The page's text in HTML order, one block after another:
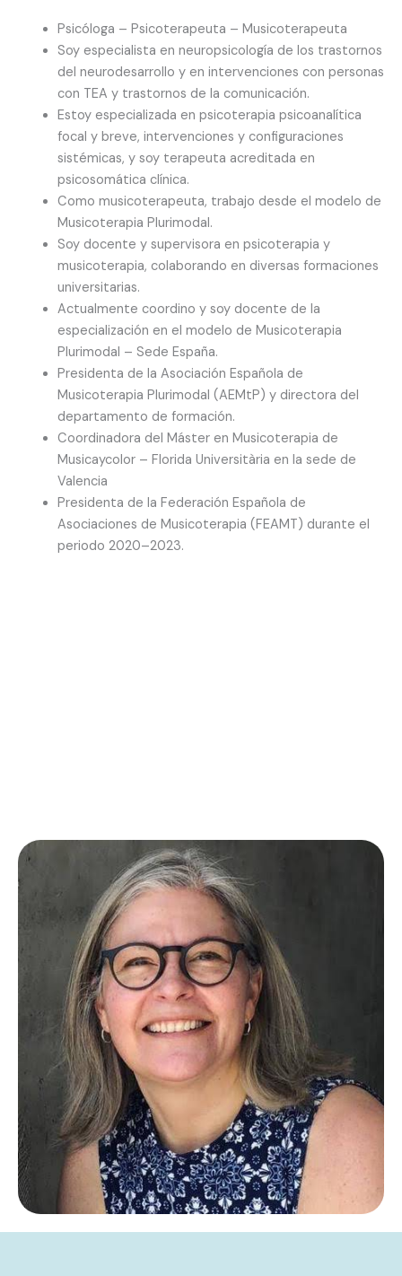
Psicóloga – Psicoterapeuta – Musicoterapeuta
Soy especialista en neuropsicología de los trastornos
del neurodesarrollo y en intervenciones con personas
con TEA y trastornos de la comunicación.
Estoy especializada en psicoterapia psicoanalítica
focal y breve, intervenciones y configuraciones
sistémicas, y soy terapeuta acreditada en
psicosomática clínica.
Como musicoterapeuta, trabajo desde el modelo de
Musicoterapia Plurimodal.
Soy docente y supervisora en psicoterapia y
musicoterapia, colaborando en diversas formaciones
universitarias.
Actualmente coordino y soy docente de la
especialización en el modelo de Musicoterapia
Plurimodal – Sede España.
Presidenta de la Asociación Española de
Musicoterapia Plurimodal (AEMtP) y directora del
departamento de formación.
Coordinadora del Máster en Musicoterapia de
Musicaycolor – Florida Universitària en la sede de
Valencia
Presidenta de la Federación Española de
Asociaciones de Musicoterapia (FEAMT) durante el
periodo 2020–2023.